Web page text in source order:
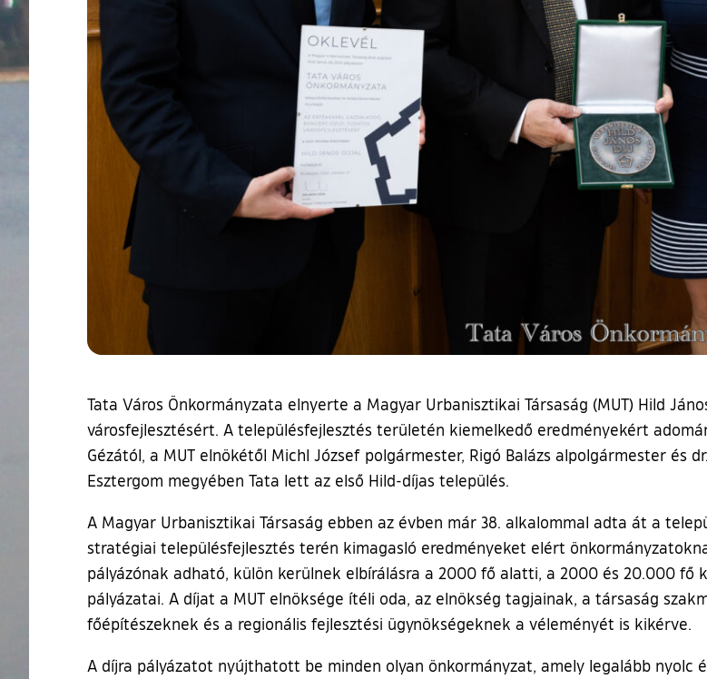
Tata Város Önkormányzata elnyerte a Magyar Urbanisztikai Társaság (MUT) Hild
városfejlesztésért. A településfejlesztés területén kiemelkedő eredményekért
Gézától, a MUT elnökétől Michl József polgármester, Rigó Balázs alpolgármester és
Esztergom megyében Tata lett az első Hild-díjas település.
A Magyar Urbanisztikai Társaság ebben az évben már 38. alkalommal adta át a
stratégiai településfejlesztés terén kimagasló eredményeket elért
pályázónak adható, külön kerülnek elbírálásra a 2000 fő alatti, a 2000 és 20.000
pályázatai. A díjat a MUT elnöksége ítéli oda, az elnökség tagjainak, a társaság
főépítészeknek és a regionális fejlesztési ügynökségeknek a véleményét is kikérve.
A díjra pályázatot nyújthatott be minden olyan önkormányzat, amely legalább